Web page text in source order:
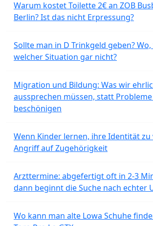
Warum kostet Toilette 2€ an ZOB
Berlin? Ist das nicht Erpressung?
Sollte man in D Trinkgeld geben?
welcher Situation gar nicht?
Migration und Bildung: Was wir
aussprechen müssen, statt
beschönigen
Wenn Kinder lernen, ihre Identität zu
Angriff auf Zugehörigkeit
Arzttermine: abgefertigt oft in 2-3
dann beginnt die Suche nach echter
Wo kann man alte Lowa Schuhe